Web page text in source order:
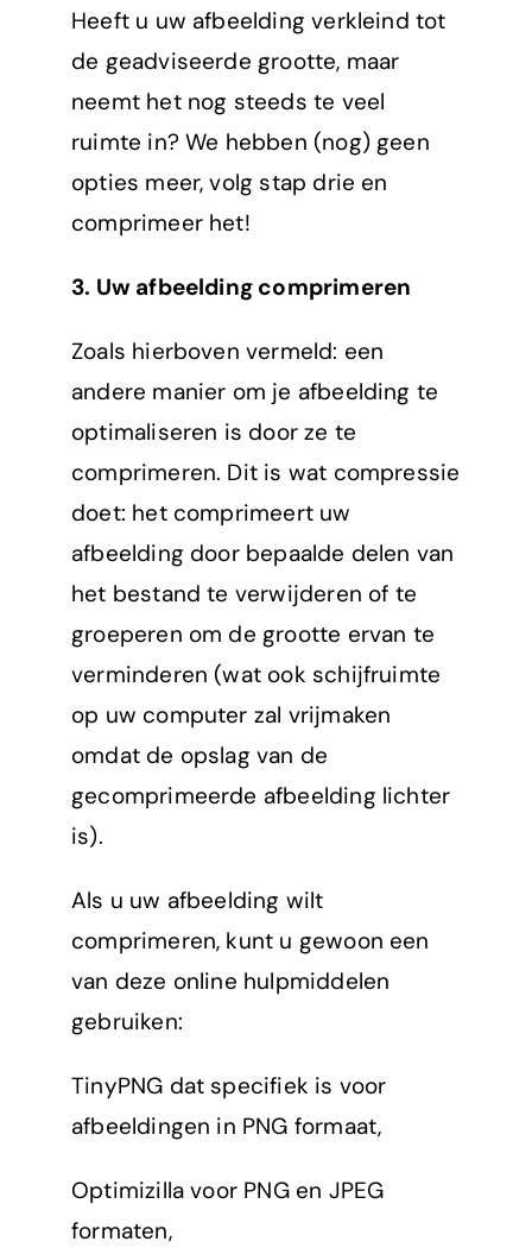
Heeft u uw afbeelding verkleind tot
de geadviseerde grootte, maar
neemt het nog steeds te veel
ruimte in? We hebben (nog) geen
opties meer, volg stap drie en
comprimeer het!
3. Uw afbeelding comprimeren
Zoals hierboven vermeld: een
andere manier om je afbeelding te
optimaliseren is door ze te
comprimeren. Dit is wat compressie
doet: het comprimeert uw
afbeelding door bepaalde delen van
het bestand te verwijderen of te
groeperen om de grootte ervan te
verminderen (wat ook schijfruimte
op uw computer zal vrijmaken
omdat de opslag van de
gecomprimeerde afbeelding lichter
is).
Als u uw afbeelding wilt
comprimeren, kunt u gewoon een
van deze online hulpmiddelen
gebruiken:
TinyPNG dat specifiek is voor
afbeeldingen in PNG formaat,
Optimizilla voor PNG en JPEG
formaten,